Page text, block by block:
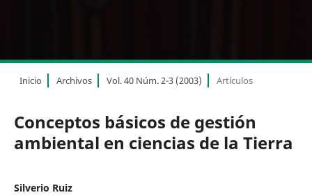
Inicio Archivos Vol. 40 Núm. 2-3 (2003) Artículos
Conceptos básicos de gestión
ambiental en ciencias de la Tierra
Silverio Ruiz